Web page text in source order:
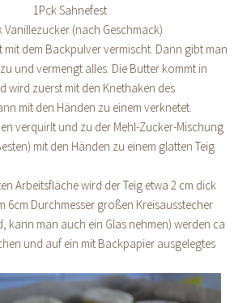
1Pck Sahnefest
Vanillezucker (nach Geschmack)
mit dem Backpulver vermischt. Dann gibt man
und vermengt alles. Die Butter kommt in
wird zuerst mit den Knethaken des
mit den Händen zu einem verknetet.
verquirlt und zu der Mehl-Zucker-Mischung
mit den Händen zu einem glatten Teig
Arbeitsfläche wird der Teig etwa 2 cm dick
6cm Durchmesser großen Kreisausstecher
kann man auch ein Glas nehmen) werden ca
und auf ein mit Backpapier ausgelegtes